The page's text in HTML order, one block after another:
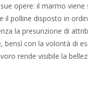
opere: il marmo viene
il polline disposto in
la presunzione di
bensì con la volontà di
rende visibile la